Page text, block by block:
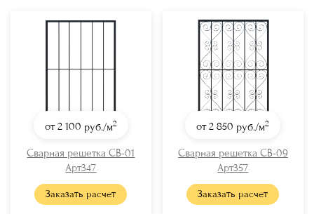
от 2 100 руб./м2
Сварная решетка СВ-01
Арт347
Заказать расчет
от 2 850 руб./м2
Сварная решетка СВ-09
Арт357
Заказать расчет